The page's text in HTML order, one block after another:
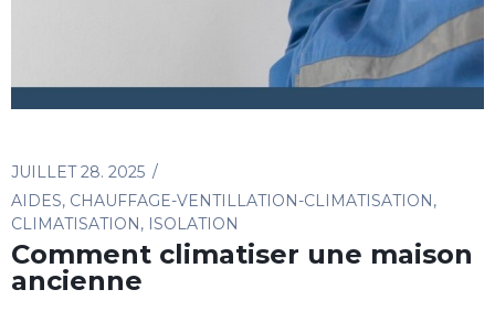
JUILLET 28. 2025
AIDES, CHAUFFAGE-VENTILLATION-CLIMATISATION,
CLIMATISATION, ISOLATION
Comment climatiser une maison
ancienne